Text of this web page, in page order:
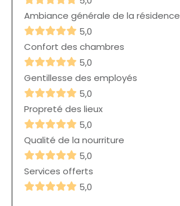
Ambiance générale de la résidence
5,0
Confort des chambres
5,0
Gentillesse des employés
5,0
Propreté des lieux
5,0
Qualité de la nourriture
5,0
Services offerts
5,0